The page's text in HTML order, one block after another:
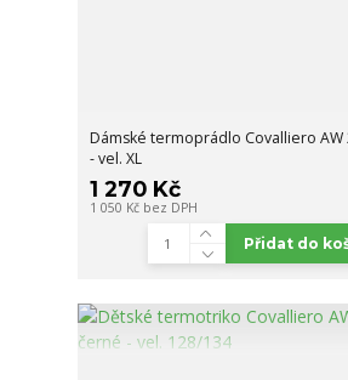
Dámské termoprádlo Covalliero AW
- vel. XL
1 270 Kč
1 050 Kč bez DPH
Přidat do